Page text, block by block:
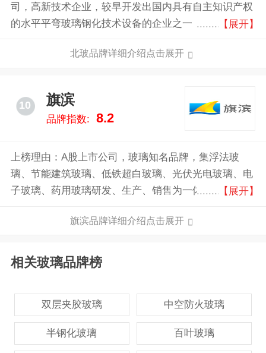
司，高新技术企业，较早开发出国内具有自主知识产权
的水平平弯玻璃钢化技术设备的企业之一，推动钢化玻
【展开】
北玻品牌详细介绍点击展开
10 旗滨
品牌指数: 8.2
上榜理由：A股上市公司，玻璃知名品牌，集浮法玻
璃、节能建筑玻璃、低铁超白玻璃、光伏光电玻璃、电
子玻璃、药用玻璃研发、生产、销售为一体的创新型国
引进国际先进设备，不断优化工艺流程，创新玻璃技
【展开】
旗滨品牌详细介绍点击展开
相关玻璃品牌榜
双层夹胶玻璃 中空防火玻璃
半钢化玻璃 百叶玻璃